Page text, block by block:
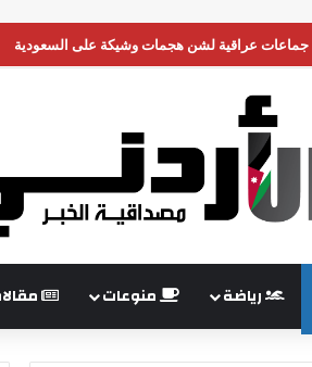
رياضة منوعات